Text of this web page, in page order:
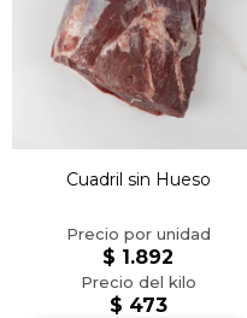
Cuadril sin Hueso
$ 473
$ 1.892